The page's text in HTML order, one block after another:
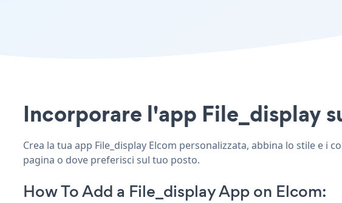
Incorporare l'app File_display
Crea la tua app File_display Elcom personalizzata, abbina lo stile e i
pagina o dove preferisci sul tuo posto.
How To Add a File_display App on Elcom: